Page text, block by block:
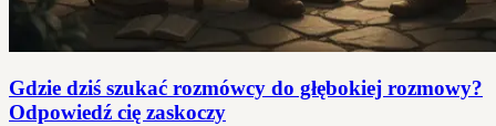
Gdzie dziś szukać rozmówcy do głębokiej rozmowy?
Odpowiedź cię zaskoczy